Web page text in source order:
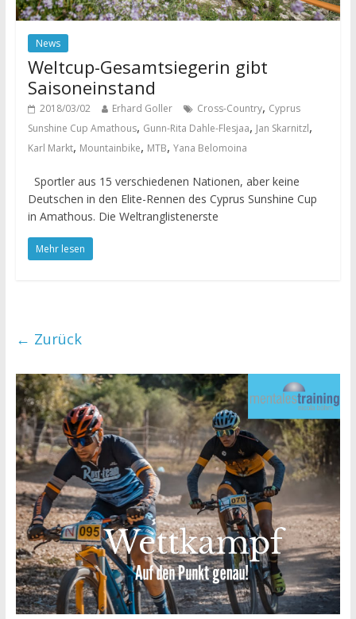
News
Weltcup-Gesamtsiegerin gibt
Saisoneinstand
2018/03/02 Erhard Goller Cross-Country, Cyprus
Sunshine Cup Amathous, Gunn-Rita Dahle-Flesjaa, Jan Skarnitzl,
Karl Markt, Mountainbike, MTB, Yana Belomoina
Sportler aus 15 verschiedenen Nationen, aber keine
Deutschen in den Elite-Rennen des Cyprus Sunshine Cup
in Amathous. Die Weltranglistenerste
Mehr lesen
← Zurück